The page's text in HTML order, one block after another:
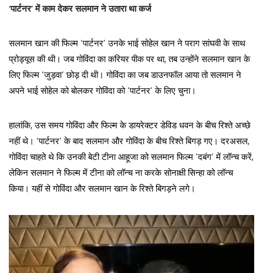
‘पार्टनर’ में काम देकर सलमान ने उतारा था कर्ज
सलमान खान की फिल्म ‘पार्टनर’ उनके भाई सोहेल खान ने पराग सांघवी के साथ
प्रोड्यूस की थी। जब गोविंदा का करियर पीक पर था, तब उन्होंने सलमान खान के
लिए फिल्म ‘जुड़वा’ छोड़ दी थी। गोविंदा का जब डाउनफॉल आया तो सलमान ने
अपने भाई सोहेल को बोलकर गोविंदा को ‘पार्टनर’ के लिए चुना।
हालांकि, उस समय गोविंदा और फिल्म के डायरेक्टर डेविड धवन के बीच रिश्ते अच्छे
नहीं थे। ‘पार्टनर’ के बाद सलमान और गोविंदा के बीच रिश्ते बिगड़ गए। दरअसल,
गोविंदा चाहते थे कि उनकी बेटी टीना आहूजा को सलमान फिल्म ‘दबंग’ में लॉन्च करें,
लेकिन सलमान ने फिल्म में टीना को लॉन्च ना करके सोनाक्षी सिन्हा को लॉन्च
किया। यहीं से गोविंदा और सलमान खान के रिश्ते बिगड़ने लगे।